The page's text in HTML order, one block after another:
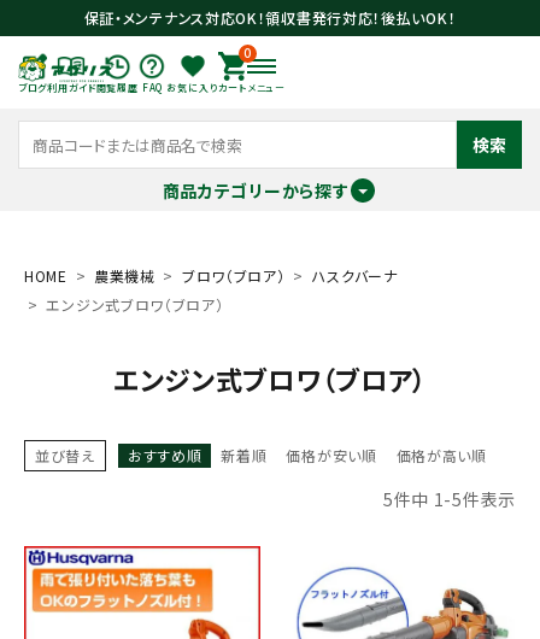
保証・メンテナンス対応OK！領収書発行対応！後払いOK！
ブログ利用ガイド閲覧履歴 FAQ お気に入り
0
カート メニュー
検索
商品カテゴリーから探す
meeting_room ログイン person 会員登録
お気に入り一覧
HOME 農業機械 ブロワ（ブロア）
ハスクバーナ
エンジン式ブロワ（ブロア）
エンジン式ブロワ（ブロア）
並び替え おすすめ順 新着順 価格が安い順 価格が高い順
5件中 1-5件表示